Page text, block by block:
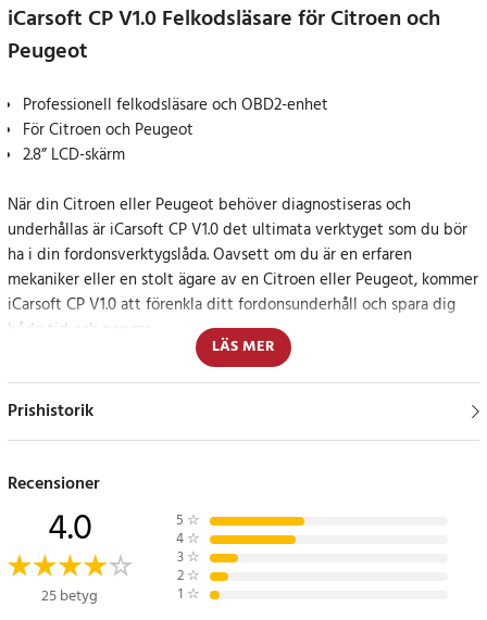
iCarsoft CP V1.0 Felkodsläsare för Citroen och
Peugeot
Professionell felkodsläsare och OBD2-enhet
För Citroen och Peugeot
2.8” LCD-skärm
När din Citroen eller Peugeot behöver diagnostiseras och
underhållas är iCarsoft CP V1.0 det ultimata verktyget som du bör
ha i din fordonsverktygslåda. Oavsett om du är en erfaren
mekaniker eller en stolt ägare av en Citroen eller Peugeot, kommer
iCarsoft CP V1.0 att förenkla ditt fordonsunderhåll och spara dig
både tid och pengar.
Fullständig systemdiagnostik
i din Citroen eller Peugeot. Med stöd för system som motor,
identifiera och åtgärda problem.
Användarvänlig design
LÄS MER
Prishistorik
Recensioner
4.0
25 betyg
5 ☆
4 ☆
3 ☆
2 ☆
1 ☆